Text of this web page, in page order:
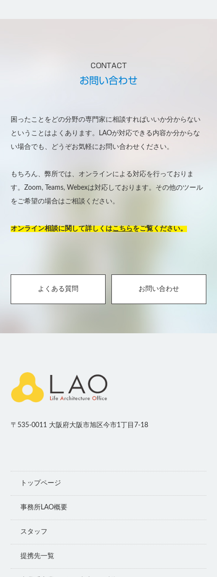
CONTACT
お問い合わせ
困ったことをどの分野の専門家に相談すればいいか分からない
ということはよくあります。LAOが対応できる内容か分からな
い場合でも、どうぞお気軽にお問い合わせください。
もちろん、弊所では、オンラインによる対応を行っておりま
す。Zoom, Teams, Webexは対応しております。その他のツール
をご希望の場合はご相談ください。
オンライン相談に関して詳しくはこちらをご覧ください。
よくある質問 お問い合わせ
〒535-0011 大阪府大阪市旭区今市1丁目7-18
トップページ
事務所LAO概要
スタッフ
提携先一覧